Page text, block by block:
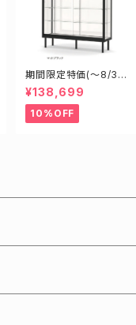
期間限定特価(～8/31)
H18452B W1800D4
50H1200mm 新型業
務用ガラスケース ショ
ーケース
¥138,699
10%OFF